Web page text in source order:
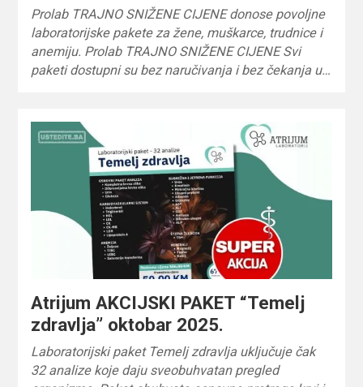
Prolab TRAJNO SNIŽENE CIJENE donose povoljne
laboratorijske pakete za žene, muškarce, trudnice i
anemiju. Prolab TRAJNO SNIŽENE CIJENE Svi
paketi dostupni su bez naručivanja i bez čekanja u…
Atrijum AKCIJSKI PAKET “Temelj
zdravlja” oktobar 2025.
Laboratorijski paket Temelj zdravlja uključuje čak
32 analize koje daju sveobuhvatan pregled